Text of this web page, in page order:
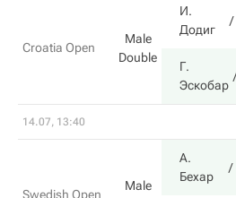
Croatia Open
Male
Double
И.
Додиг
Г.
Эскобар
14.07, 13:40
Swedish Open
Male
А.
Бехар